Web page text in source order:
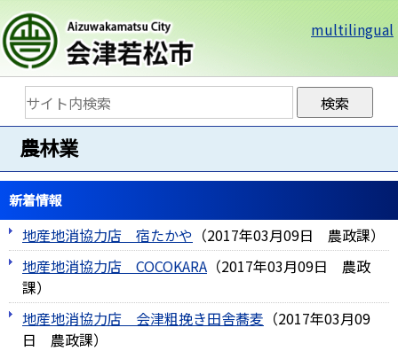
multilingual
農林業
新着情報
地産地消協力店 宿たかや （2017年03月09日 農政課）
地産地消協力店 COCOKARA （2017年03月09日
農政
課）
地産地消協力店 会津粗挽き田舎蕎麦 （2017年03月09
日
農政課）